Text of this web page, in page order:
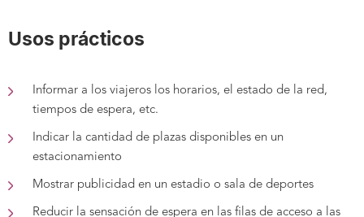
Usos prácticos
Informar a los viajeros los horarios, el estado de la red,
tiempos de espera, etc.
Indicar la cantidad de plazas disponibles en un
estacionamiento
Mostrar publicidad en un estadio o sala de deportes
Reducir la sensación de espera en las filas de acceso a las